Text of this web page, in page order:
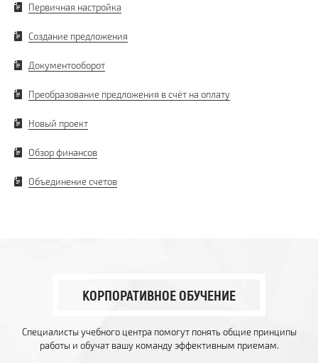
Первичная настройка
Создание предложения
Документооборот
Преобразование предложения в счёт на оплату
Новый проект
Обзор финансов
Объединение счетов
КОРПОРАТИВНОЕ ОБУЧЕНИЕ
Специалисты учебного центра помогут понять общие принципы
работы и обучат вашу команду эффективным приемам.